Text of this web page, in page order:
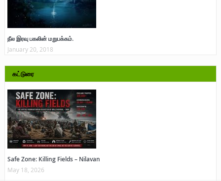
நீல இரவு பகலின் மறுபக்கம்.
January 20, 2018
கட்டுரை
Safe Zone: Killing Fields – Nilavan
May 18, 2026